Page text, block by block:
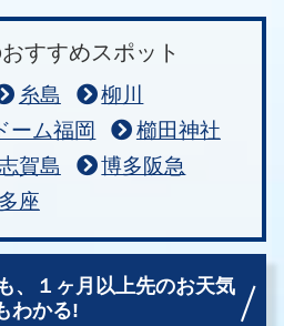
すすめスポット
糸島
柳川
ーム福岡
櫛田神社
賀島
博多阪急
座
、
１ヶ月以上先のお天気
わかる!